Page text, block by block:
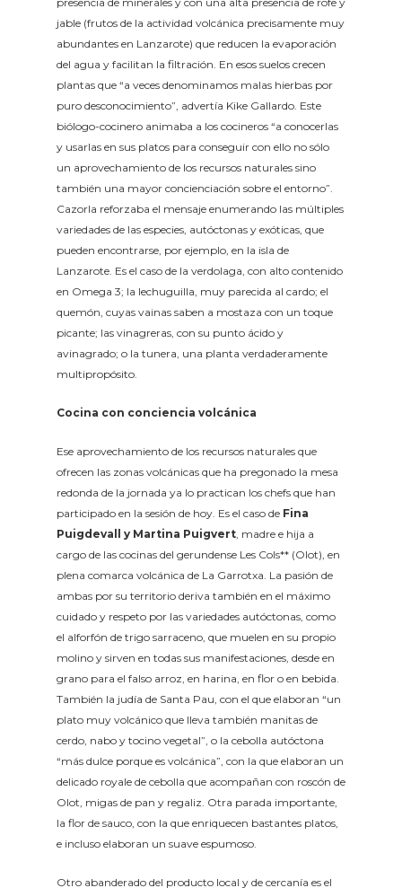
jable (frutos de la actividad volcánica precisamente muy
abundantes en Lanzarote) que reducen la evaporación
del agua y facilitan la filtración. En esos suelos crecen
plantas que “a veces denominamos malas hierbas por
puro desconocimiento”, advertía Kike Gallardo. Este
biólogo-cocinero animaba a los cocineros “a conocerlas
y usarlas en sus platos para conseguir con ello no sólo
un aprovechamiento de los recursos naturales sino
también una mayor concienciación sobre el entorno”.
Cazorla reforzaba el mensaje enumerando las múltiples
variedades de las especies, autóctonas y exóticas, que
pueden encontrarse, por ejemplo, en la isla de
Lanzarote. Es el caso de la verdolaga, con alto contenido
en Omega 3; la lechuguilla, muy parecida al cardo; el
quemón, cuyas vainas saben a mostaza con un toque
picante; las vinagreras, con su punto ácido y
avinagrado; o la tunera, una planta verdaderamente
multipropósito.
Cocina con conciencia volcánica
Ese aprovechamiento de los recursos naturales que
ofrecen las zonas volcánicas que ha pregonado la mesa
redonda de la jornada ya lo practican los chefs que han
participado en la sesión de hoy. Es el caso de Fina
Puigdevall y Martina Puigvert, madre e hija a
cargo de las cocinas del gerundense Les Cols** (Olot), en
plena comarca volcánica de La Garrotxa. La pasión de
ambas por su territorio deriva también en el máximo
cuidado y respeto por las variedades autóctonas, como
el alforfón de trigo sarraceno, que muelen en su propio
molino y sirven en todas sus manifestaciones, desde en
grano para el falso arroz, en harina, en flor o en bebida.
También la judía de Santa Pau, con el que elaboran “un
plato muy volcánico que lleva también manitas de
cerdo, nabo y tocino vegetal”, o la cebolla autóctona
“más dulce porque es volcánica”, con la que elaboran un
delicado royale de cebolla que acompañan con roscón de
Olot, migas de pan y regaliz. Otra parada importante,
la flor de sauco, con la que enriquecen bastantes platos,
e incluso elaboran un suave espumoso.
Otro abanderado del producto local y de cercanía es el